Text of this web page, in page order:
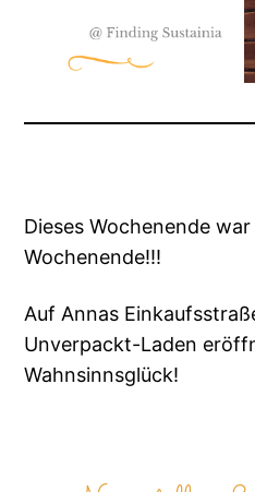
Dieses Wochenende
Wochenende!!!
Auf Annas
Unverpackt-Laden
Wahnsinnsglück!